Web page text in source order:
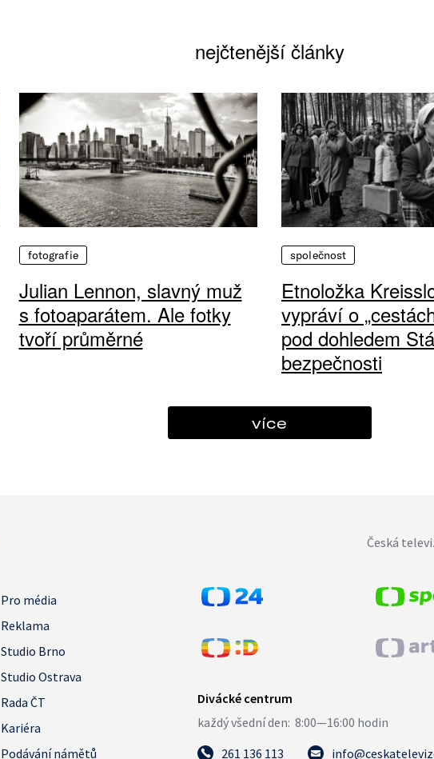
nejčtenější články
fotografie
Julian Lennon, slavný muž
s fotoaparátem. Ale fotky
tvoří průměrné
společnost
Etnoložka
vypráví o
pod dohledem
bezpečnosti
více
Česká
Pro média
Reklama
Studio Brno
Studio Ostrava
Rada ČT
Kariéra
Podávání námětů 261 136 113